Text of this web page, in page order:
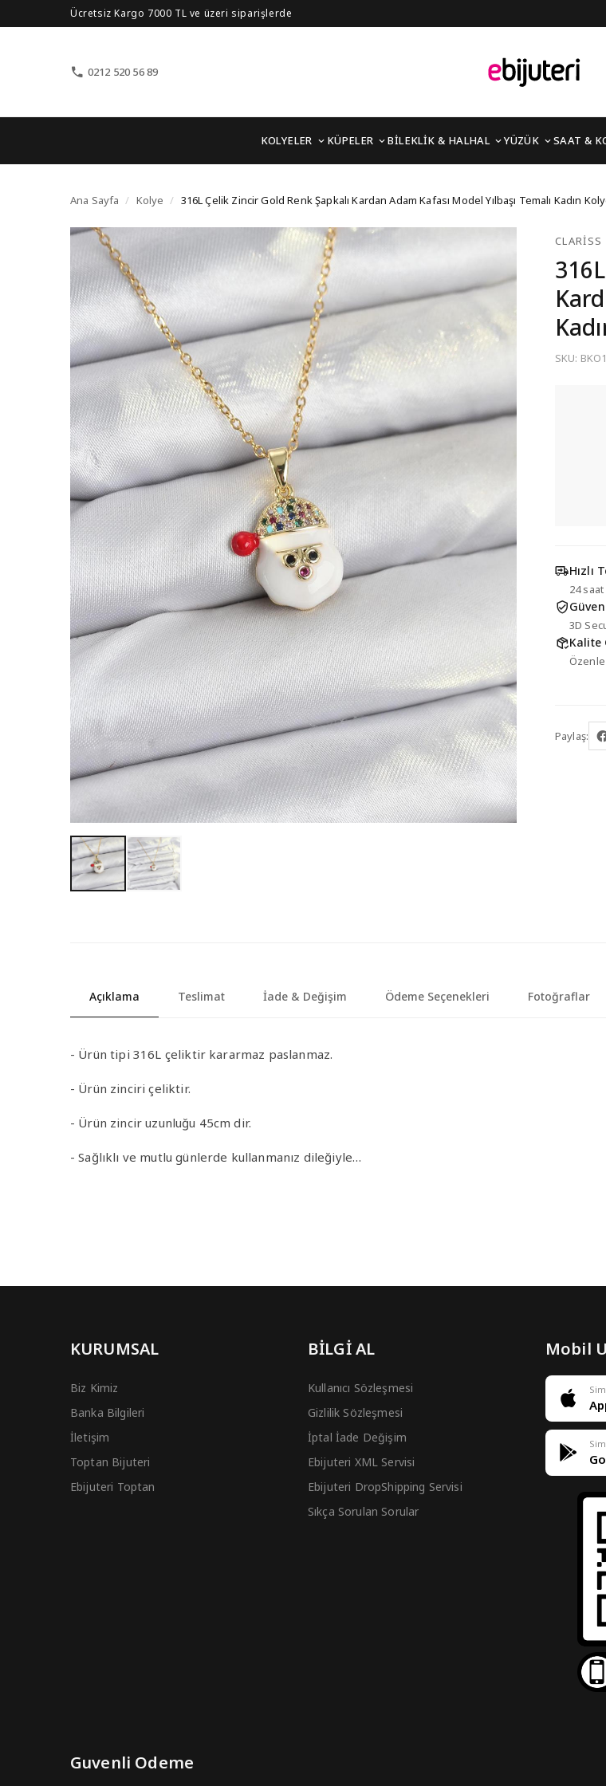
Ücretsiz Kargo 7000 TL ve üzeri siparişlerde
0212 520 56 89
KOLYELER KÜPELER BİLEKLİK & HALHAL YÜZÜK SAAT &
316L Çelik Zincir Gold Renk Şapkalı
Ana Sayfa / Kolye / 316L Çelik Zincir Gold Renk Şapkalı Kardan Adam Kafası Model Yılbaşı Temalı Kadın
CLARISS
SKU:
Hızlı
24
3D
Kalite
Paylaş:
Açıklama Teslimat İade & Değişim Ödeme Seçenekleri Fotoğraflar
- Ürün tipi 316L çeliktir kararmaz paslanmaz.
- Ürün zinciri çeliktir.
- Ürün zincir uzunluğu 45cm dir.
- Sağlıklı ve mutlu günlerde kullanmanız dileğiyle…
KURUMSAL
Biz Kimiz
Banka Bilgileri
İletişim
Toptan Bijuteri
Ebijuteri Toptan
BİLGİ AL
Kullanıcı Sözleşmesi
Gizlilik Sözleşmesi
İptal İade Değişim
Ebijuteri XML Servisi
Ebijuteri DropShipping Servisi
Sıkça Sorulan Sorular
Mobil
Guvenli Odeme